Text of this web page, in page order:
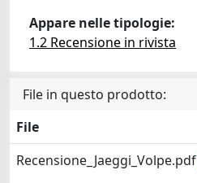
Appare nelle tipologie:
1.2 Recensione in rivista
File in questo prodotto:
File
Recensione_Jaeggi_Volpe.pdf